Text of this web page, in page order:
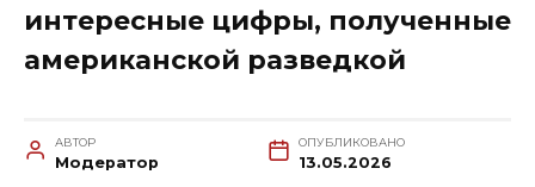
интересные цифры, полученные
американской разведкой
АВТОР
Модератор
ОПУБЛИКОВАНО
13.05.2026